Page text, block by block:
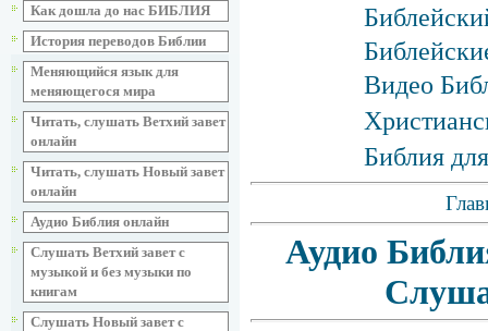
Как дошла до нас БИБЛИЯ
История переводов Библии
Меняющийся язык для
меняющегося мира
Читать, слушать Ветхий завет
онлайн
Читать, слушать Новый завет
онлайн
Аудио Библия онлайн
Слушать Ветхий завет с
музыкой и без музыки по
книгам
Слушать Новый завет с
Видео
Библия
Аудио